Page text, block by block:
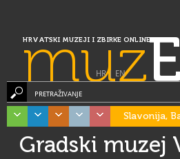
HRVATSKI MUZEJI I ZBIRKE ONLINE
muz
HR| EN
PRETRAŽIVANJE
Slavonija,
Gradski muzej